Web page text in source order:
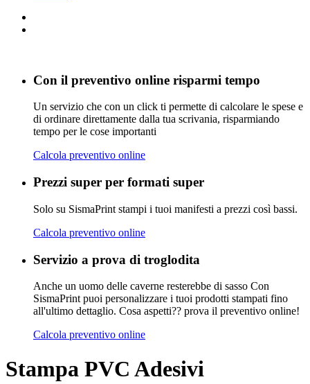
Con il preventivo online risparmi tempo
Un servizio che con un click ti permette di calcolare le spese e
di ordinare direttamente dalla tua scrivania, risparmiando
tempo per le cose importanti
Calcola preventivo online
Prezzi super per formati super
Solo su SismaPrint stampi i tuoi manifesti a prezzi così bassi.
Calcola preventivo online
Servizio a prova di troglodita
Anche un uomo delle caverne resterebbe di sasso Con
SismaPrint puoi personalizzare i tuoi prodotti stampati fino
all'ultimo dettaglio. Cosa aspetti?? prova il preventivo online!
Calcola preventivo online
Stampa PVC Adesivi